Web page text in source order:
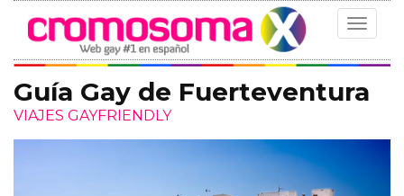
Toggle
Guía Gay de Fuerteventura
VIAJES GAYFRIENDLY